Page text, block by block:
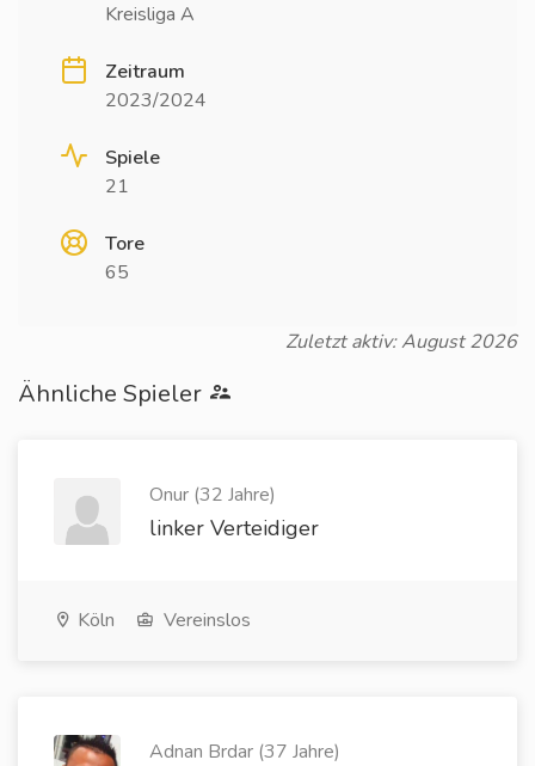
Kreisliga A
Zeitraum
2023/2024
Spiele
21
Tore
65
Zuletzt aktiv: August 2026
Ähnliche Spieler
Onur (32 Jahre)
linker Verteidiger
Köln Vereinslos
Adnan Brdar (37 Jahre)